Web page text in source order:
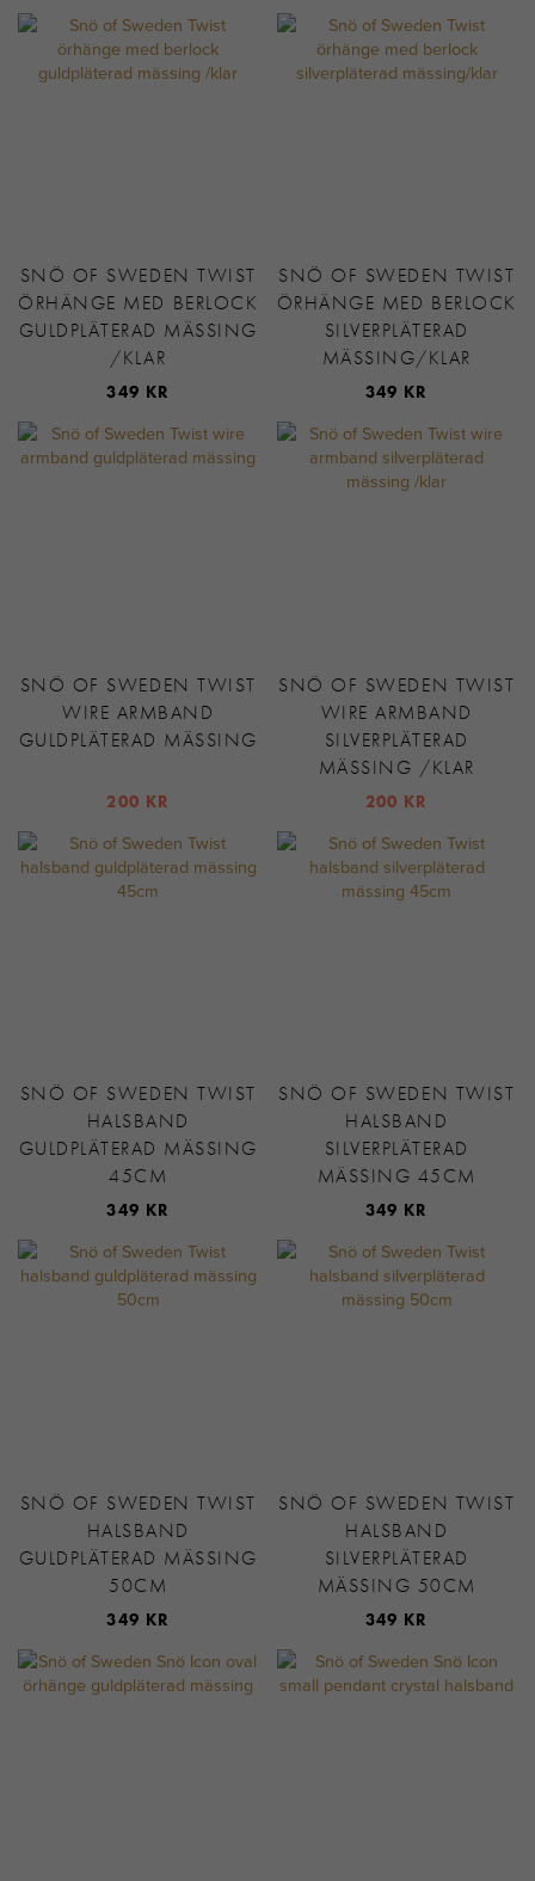
SNÖ OF SWEDEN TWIST
ÖRHÄNGE MED BERLOCK
GULDPLÄTERAD MÄSSING
/KLAR
349 KR
SNÖ OF SWEDEN TWIST
ÖRHÄNGE MED BERLOCK
SILVERPLÄTERAD
MÄSSING/KLAR
349 KR
SNÖ OF SWEDEN TWIST
WIRE ARMBAND
GULDPLÄTERAD MÄSSING
200 KR
SNÖ OF SWEDEN TWIST
WIRE ARMBAND
SILVERPLÄTERAD
MÄSSING /KLAR
200 KR
SNÖ OF SWEDEN TWIST
HALSBAND
GULDPLÄTERAD MÄSSING
45CM
349 KR
SNÖ OF SWEDEN TWIST
HALSBAND
SILVERPLÄTERAD
MÄSSING 45CM
349 KR
SNÖ OF SWEDEN TWIST
HALSBAND
GULDPLÄTERAD MÄSSING
50CM
349 KR
SNÖ OF SWEDEN TWIST
HALSBAND
SILVERPLÄTERAD
MÄSSING 50CM
349 KR